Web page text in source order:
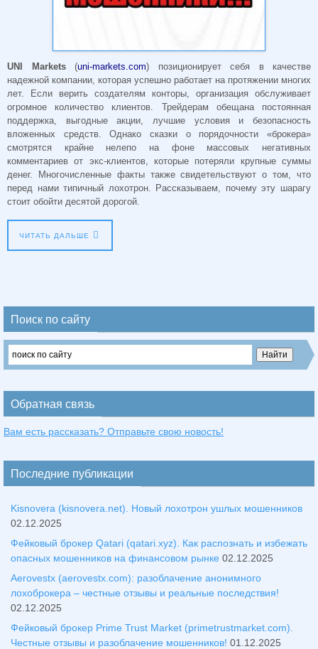
UNI Markets(uni-markets.com) позиционирует себя в качестве
надежной компании, которая успешно работает на протяжении многих
лет. Если верить создателям конторы, организация обслуживает
огромное количество клиентов. Трейдерам обещана постоянная
поддержка, выгодные акции, лучшие условия и безопасность
вложенных средств. Однако сказки о порядочности «брокера»
смотрятся крайне нелепо на фоне массовых негативных
комментариев от экс-клиентов, которые потеряли крупные суммы
денег. Многочисленные факты также свидетельствуют о том, что
перед нами типичный лохотрон. Рассказываем, почему эту шарагу
стоит обойти десятой дорогой.
ЧИТАТЬ ДАЛЬШЕ
Поиск по сайту
Обратная связь
Вам есть рассказать? Отправьте свою новость!
Последние публикации
Kisnovera (kisnovera.net). Новый лохотрон ушлых мошенников
02.12.2025
Фейковый брокер Qatari (qatari.xyz). Как распознать и избежать
опасных мошенников на финансовом рынке 02.12.2025
Aerovestx (aerovestx.com): разоблачение анонимного
лохоброкера – честные отзывы и реальные последствия!
02.12.2025
Фейковый брокер Prime Trust Market (primetrustmarket.com).
Честные отзывы и разоблачение мошенников! 01.12.2025